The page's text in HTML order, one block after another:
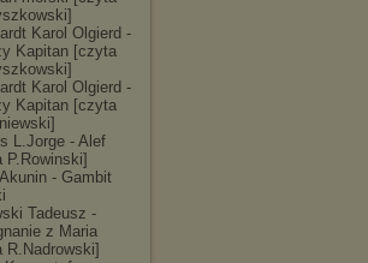
Karol Olgierd -
Kapitan [czyta
Karol Olgierd -
Kapitan [czyta
L.Jorge - Alef
P.Rowinski]
- Gambit
Tadeusz -
z Maria
R.Nadrowski]